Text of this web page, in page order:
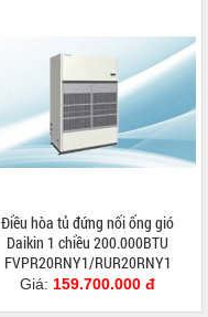
Điều hòa tủ đứng nối ống gió
Daikin 1 chiều 200.000BTU
FVPR20RNY1/RUR20RNY1
Giá: 159.700.000 đ